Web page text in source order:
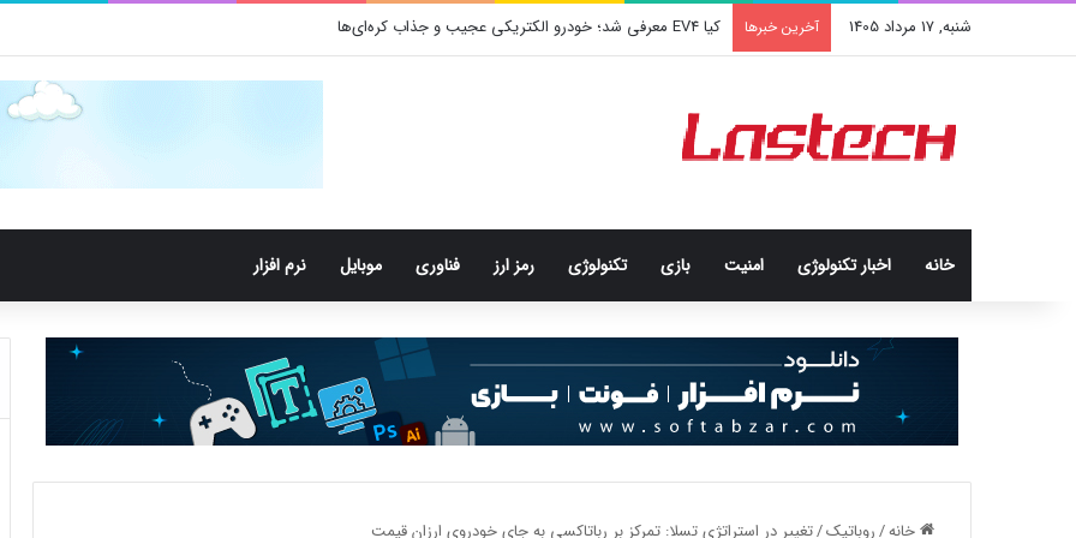
شنبه, 17 مرداد 1405 آخرین خبرها کیا EV4 معرفی شد؛ خودرو الکتریکی عجیب و جذاب کره‌ای‌ها
خانه اخبار تکنولوژی امنيت بازی تکنولوژی رمز ارز فناوری موبایل نرم افزار
خانه/روباتيك/تغییر در استراتژی تسلا: تمرکز بر رباتاکسی به جای خودروی ارزان قیمت